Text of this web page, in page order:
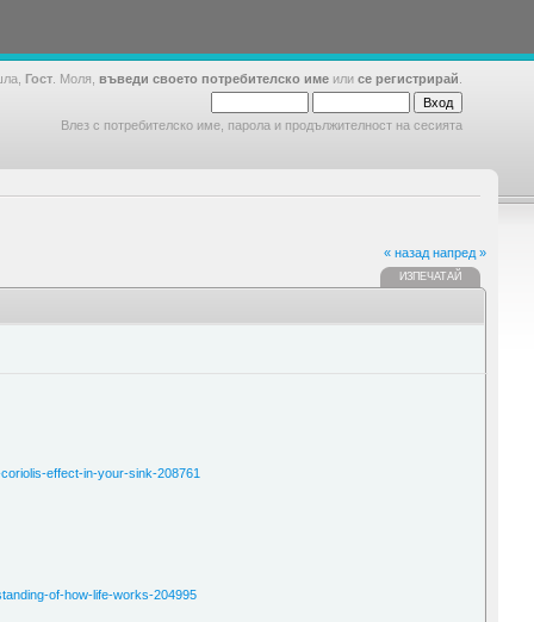
Гост . Моля, въведи своето потребителско име или се регистрирай
Влез с потребителско име, парола и продължителност на сесията
« назад напред »
ИЗПЕЧАТАЙ
effect-in-your-sink-208761
of-how-life-works-204995